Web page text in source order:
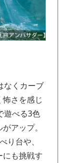
なくカーブ
さを感じ
遊べる3色
アップ。
り台や、
にも挑戦す